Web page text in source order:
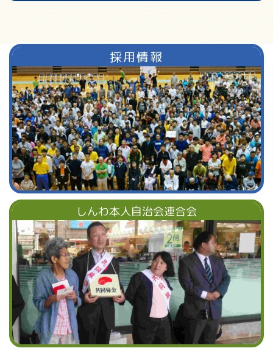
採用情報
しんわ本人自治会連合会